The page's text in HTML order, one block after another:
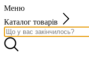
Меню
Каталог товарів